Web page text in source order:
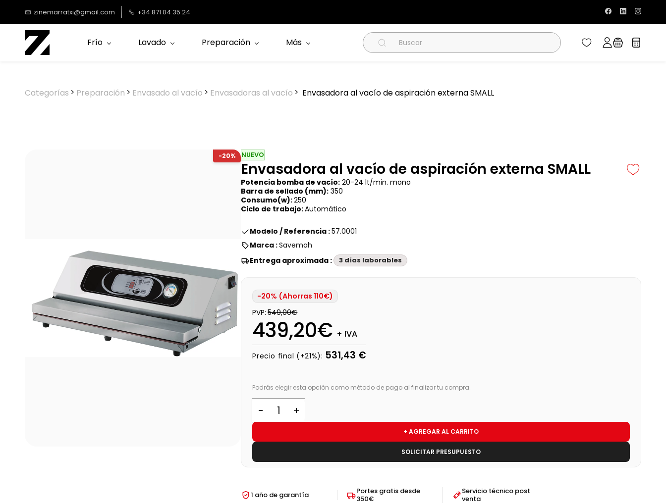
contenido
principal
zinemarratxi@gmail.com +34 871 04 35 24
Frío Lavado Preparación Más
Categorías Preparación Envasado al vacío Envasadoras al vacío Envasadora al vacío de aspiración externa SMALL
-20% NUEVO
Envasadora al vacío de aspiración externa SMALL
Potencia bomba de vacío: 20-24 lt/min. mono
Barra de sellado (mm): 350
Consumo(w):250
Ciclo de trabajo:Automático
Modelo / Referencia :57.0001
Marca :Savemah
Entrega aproximada : 3 días laborables
-20% (Ahorras 110€)
PVP: 549,00€
439,20€ + IVA
Precio final (+21%): 531,43 €
Podrás elegir esta opción como método de pago al finalizar tu compra.
+ AGREGAR AL CARRITO
SOLICITAR PRESUPUESTO
1 año de garantía
Portes gratis desde
350€
Servicio técnico post
venta